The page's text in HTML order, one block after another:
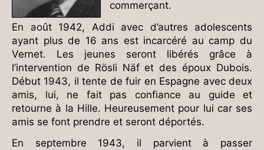
commerçant.
En août 1942, Addi avec d’autres adolescents
ayant plus de 16 ans est incarcéré au camp du
Vernet. Les jeunes seront libérés grâce à
l’intervention de Rösli Näf et des époux Dubois.
Début 1943, il tente de fuir en Espagne avec deux
amis, lui, ne fait pas confiance au guide et
retourne à la Hille. Heureusement pour lui car ses
amis se font prendre et seront déportés.
En septembre 1943, il parvient à passer